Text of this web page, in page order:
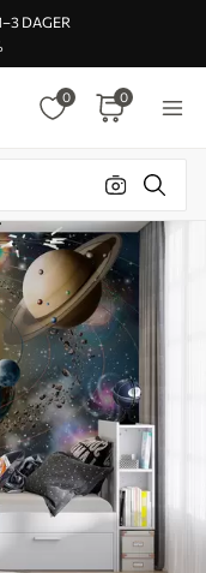
DAGER
0 0